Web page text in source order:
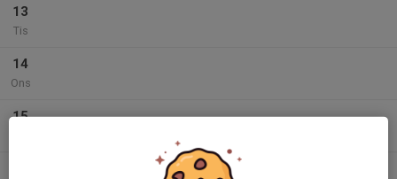
13
Tis
14
Ons
15